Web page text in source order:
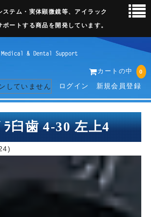
テム・実体顕微鏡等、アイラック
ートする商品を開発しています。
カートの中 0
していません ログイン 新規会員登録
ﾗ臼歯 4-30 左上4